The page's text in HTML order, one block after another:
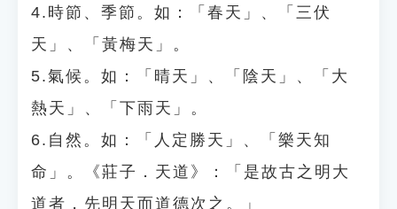
4.時節、季節。如：「春天」、「三伏
天」、「黃梅天」。
5.氣候。如：「晴天」、「陰天」、「大
熱天」、「下雨天」。
6.自然。如：「人定勝天」、「樂天知
命」。《莊子．天道》：「是故古之明大
道者，先明天而道德次之。」